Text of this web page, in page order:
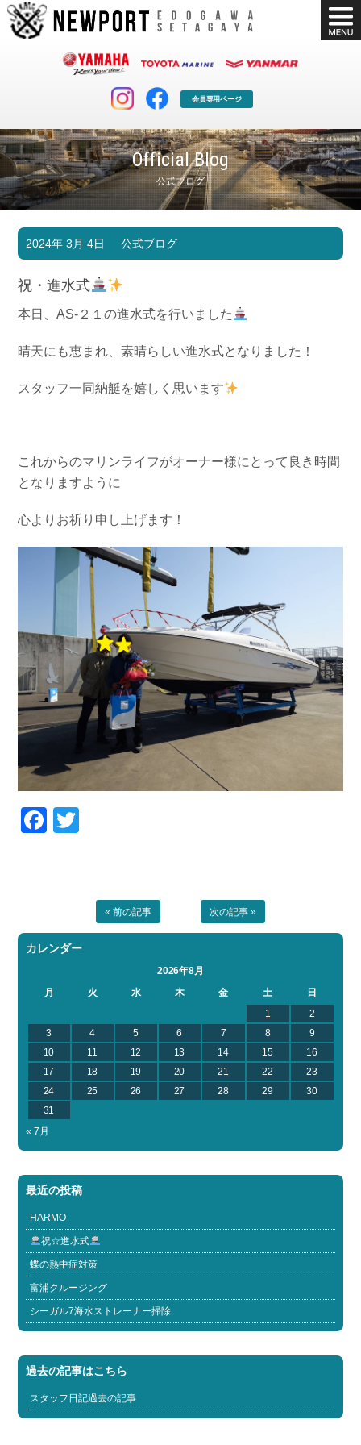
会員専用ページ
Official Blog
公式ブログ
マリンクラブ
マリンライフを堪能したい！
ボート販売
ボート免許
長年の実績と信頼！
Contact us
2024年 3月 4日 公式ブログ
祝・進水式
本日、AS-２１の進水式を行いました
晴天にも恵まれ、素晴らしい進水式となりました！
スタッフ一同納艇を嬉しく思います
これからのマリンライフがオーナー様にとって良き時間
となりますように
心よりお祈り申し上げます！
Facebook
« 前の記事 次の記事 »
カレンダー
2026年8月
月
火 水 木 金 土
日
1
2
3
4 5 6 7 8
9
10
11 12 13 14 15
16
17
18 19 20 21 22
23
24
25 26 27 28 29
30
31
« 7月
最近の投稿
HARMO
祝☆進水式
蝶の熱中症対策
富浦クルージング
シーガル7海水ストレーナー掃除
過去の記事はこちら
スタッフ日記過去の記事